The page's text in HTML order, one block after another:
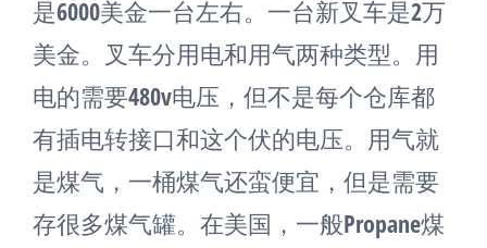
是6000美金一台左右。一台新叉车是2万
美金。叉车分用电和用气两种类型。用
电的需要480v电压，但不是每个仓库都
有插电转接口和这个伏的电压。用气就
是煤气，一桶煤气还蛮便宜，但是需要
存很多煤气罐。在美国，一般Propane煤